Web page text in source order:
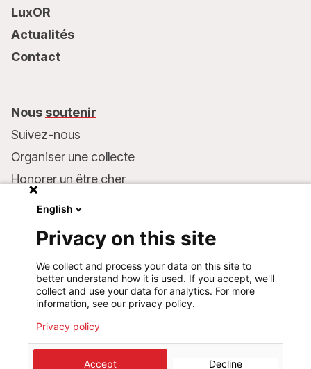
LuxOR
Actualités
Contact
Nous soutenir
Suivez-nous
Organiser une collecte
Honorer un être cher
Faire un don
Coordonnées bancaires :
LU75 1111 0000 4848 0000
Comportement responsable
Médecins Sans Frontières Luxembourg
English
Privacy on this site
We collect and process your data on this site to
better understand how it is used. If you accept, we'll
collect and use your data for analytics. For more
information, see our privacy policy.
Privacy policy
Accept Decline